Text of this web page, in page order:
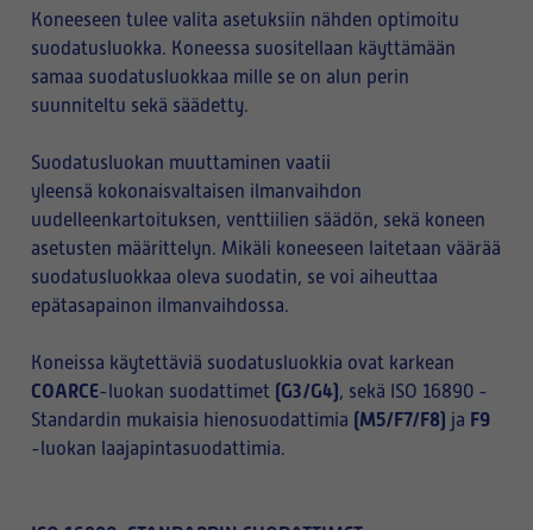
Koneeseen tulee valita asetuksiin nähden optimoitu
suodatusluokka. Koneessa suositellaan käyttämään
samaa suodatusluokkaa mille se on alun perin
suunniteltu sekä säädetty.
Suodatusluokan muuttaminen vaatii
yleensä kokonaisvaltaisen ilmanvaihdon
uudelleenkartoituksen, venttiilien säädön, sekä koneen
asetusten määrittelyn. Mikäli koneeseen laitetaan väärää
suodatusluokkaa oleva suodatin, se voi aiheuttaa
epätasapainon ilmanvaihdossa.
Koneissa käytettäviä suodatusluokkia ovat karkean
COARCE-luokan suodattimet (G3/G4), sekä ISO 16890 -
Standardin mukaisia hienosuodattimia (M5/F7/F8) ja F9
-luokan laajapintasuodattimia.